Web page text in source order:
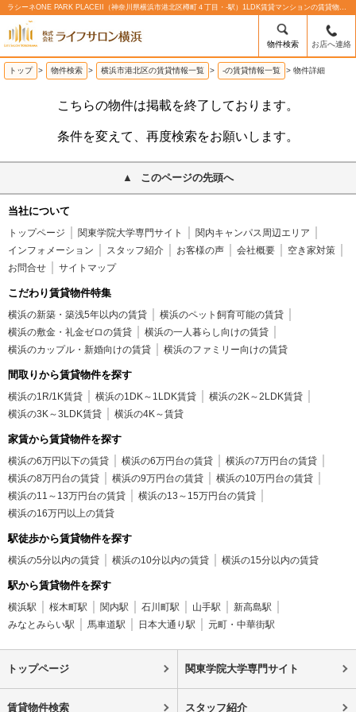
ラシーネONE PARK PLACEII（神奈川県横浜市港北区樽町４丁目・-駅）1LDK賃貸マンションの賃貸物件情報%% | 株式会社ライフサロン横浜
物件検索 お店へ連絡
トップ > 物件検索 > 横浜市港北区の賃貸情報一覧 > -の賃貸情報一覧 > 物件詳細
こちらの物件は掲載を終了しております。
条件を変えて、再度検索をお願いします。
このページの先頭へ
当社について
トップページ 関東学院大学専門サイト
関内キャンパス周辺エリア
インフォメーション
スタッフ紹介 お客様の声 会社概要
空き家対策
お問合せ
サイトマップ
こだわり賃貸物件特集
横浜の新築・築浅5年以内の賃貸
横浜のペット飼育可能の賃貸
横浜の敷金・礼金ゼロの賃貸
横浜の一人暮らし向けの賃貸
横浜のカップル・新婚向けの賃貸
横浜のファミリー向けの賃貸
間取りから賃貸物件を探す
横浜の1R/1K賃貸 横浜の1DK～1LDK賃貸
横浜の2K～2LDK賃貸
横浜の3K～3LDK賃貸
横浜の4K～賃貸
家賃から賃貸物件を探す
横浜の6万円以下の賃貸 横浜の6万円台の賃貸
横浜の7万円台の賃貸
横浜の8万円台の賃貸
横浜の9万円台の賃貸
横浜の10万円台の賃貸
横浜の11～13万円台の賃貸
横浜の13～15万円台の賃貸
横浜の16万円以上の賃貸
駅徒歩から賃貸物件を探す
横浜の5分以内の賃貸 横浜の10分以内の賃貸 横浜の15分以内の賃貸
駅から賃貸物件を探す
横浜駅 桜木町駅 関内駅 石川町駅 山手駅
新高島駅
みなとみらい駅
馬車道駅 日本大通り駅 元町・中華街駅
トップページ 関東学院大学専門サイト
賃貸物件検索 スタッフ紹介